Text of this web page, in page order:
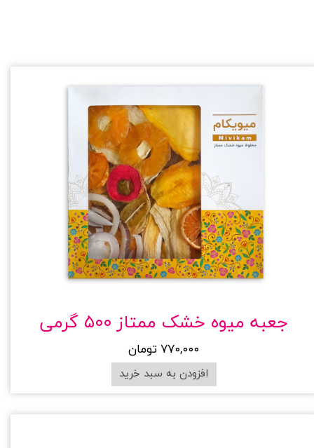
جعبه میوه خشک ممتاز ۵۰۰ گرمی
۷۷۰,۰۰۰ تومان
افزودن به سبد خرید